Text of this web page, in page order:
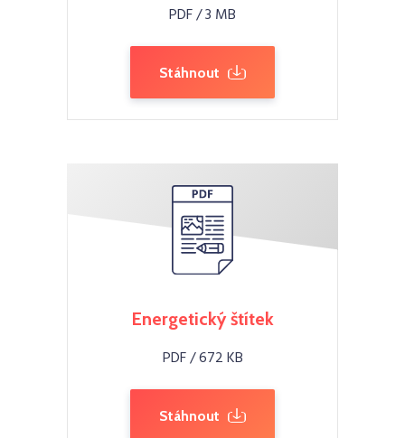
PDF / 3 MB
Stáhnout
Energetický štítek
PDF / 672 KB
Stáhnout